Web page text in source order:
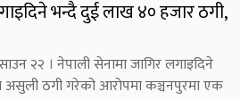
भन्दै दुई लाख ४० हजार ठगी,
२२ । नेपाली सेनामा जागिर लगाइदिने
ठगी गरेको आरोपमा कञ्चनपुरमा एक